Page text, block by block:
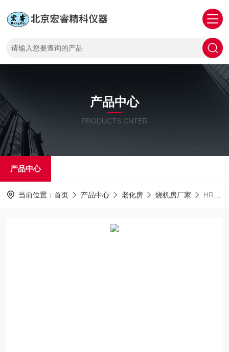
产品中心
PRODUCTS CNTER
产品中心
当前位置： 首页 产品中心 老化房 烧机房厂家 HR-80北京老化房价格